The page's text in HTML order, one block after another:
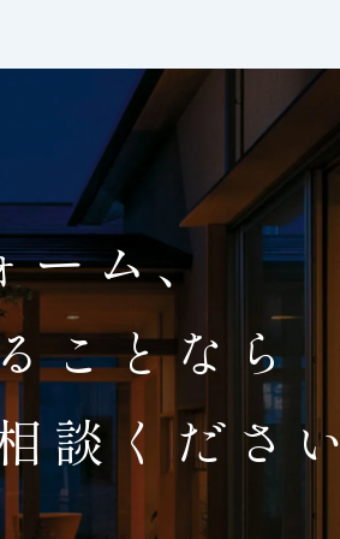
ム、
ことなら
談ください